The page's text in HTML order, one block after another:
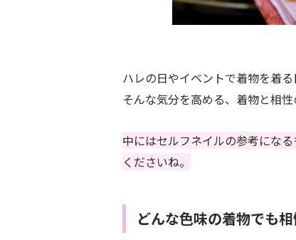
ハレの日やイベントで着物を着
そんな気分を高める、着物と相
中にはセルフネイルの参考にな
くださいね。
どんな色味の着物でも